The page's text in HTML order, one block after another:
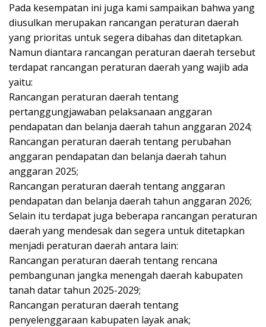
Pada kesempatan ini juga kami sampaikan bahwa yang
diusulkan merupakan rancangan peraturan daerah
yang prioritas untuk segera dibahas dan ditetapkan.
Namun diantara rancangan peraturan daerah tersebut
terdapat rancangan peraturan daerah yang wajib ada
yaitu:
Rancangan peraturan daerah tentang
pertanggungjawaban pelaksanaan anggaran
pendapatan dan belanja daerah tahun anggaran 2024;
Rancangan peraturan daerah tentang perubahan
anggaran pendapatan dan belanja daerah tahun
anggaran 2025;
Rancangan peraturan daerah tentang anggaran
pendapatan dan belanja daerah tahun anggaran 2026;
Selain itu terdapat juga beberapa rancangan peraturan
daerah yang mendesak dan segera untuk ditetapkan
menjadi peraturan daerah antara lain:
Rancangan peraturan daerah tentang rencana
pembangunan jangka menengah daerah kabupaten
tanah datar tahun 2025-2029;
Rancangan peraturan daerah tentang
penyelenggaraan kabupaten layak anak;